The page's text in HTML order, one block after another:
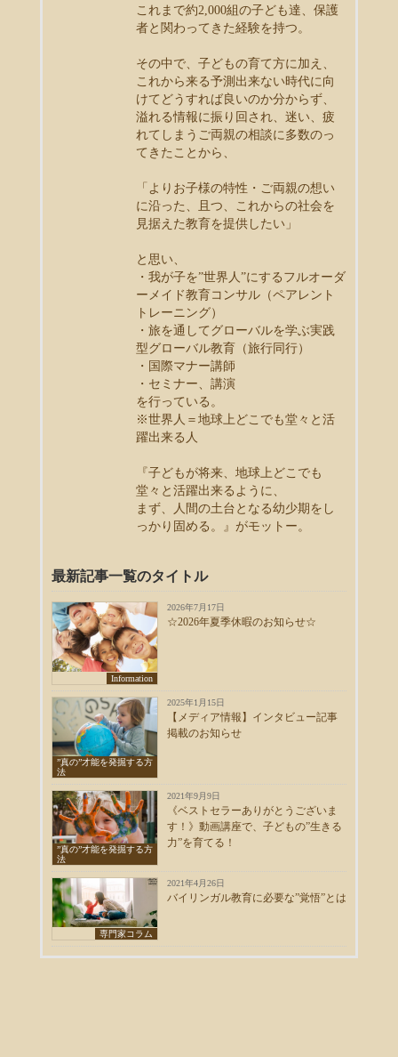
これまで約2,000組の子ども達、保護
者と関わってきた経験を持つ。
その中で、子どもの育て方に加え、
これから来る予測出来ない時代に向
けてどうすれば良いのか分からず、
溢れる情報に振り回され、迷い、疲
れてしまうご両親の相談に多数のっ
てきたことから、
「よりお子様の特性・ご両親の想い
に沿った、且つ、これからの社会を
見据えた教育を提供したい」
と思い、
・我が子を”世界人”にするフルオーダ
ーメイド教育コンサル（ペアレント
トレーニング）
・旅を通してグローバルを学ぶ実践
型グローバル教育（旅行同行）
・国際マナー講師
・セミナー、講演
を行っている。
※世界人＝地球上どこでも堂々と活
躍出来る人
『子どもが将来、地球上どこでも
堂々と活躍出来るように、
まず、人間の土台となる幼少期をし
っかり固める。』がモットー。
最新記事一覧のタイトル
Information
2026年7月17日
☆2026年夏季休暇のお知らせ☆
”真の”才能を発掘する方
法
2025年1月15日
【メディア情報】インタビュー記事
掲載のお知らせ
”真の”才能を発掘する方
法
2021年9月9日
《ベストセラーありがとうございま
す！》動画講座で、子どもの”生きる
力”を育てる！
専門家コラム
2021年4月26日
バイリンガル教育に必要な”覚悟”とは